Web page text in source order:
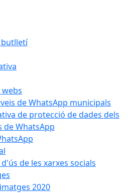
butlletí
webs
de WhatsApp municipals
de protecció de dades dels
de WhatsApp
de les xarxes socials
2020